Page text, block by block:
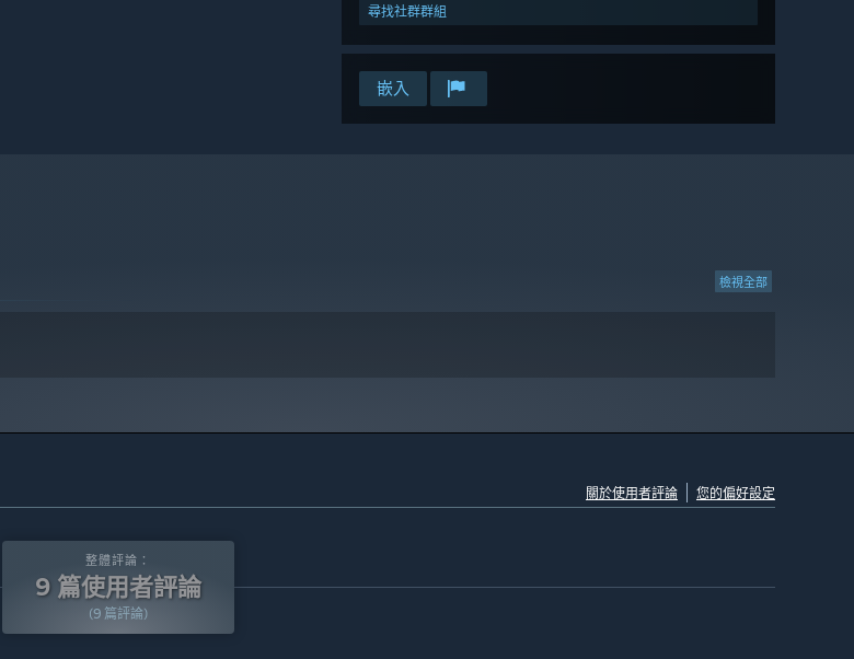
尋找社群群組
嵌入
檢視全部
關於使用者評論 您的偏好設定
整體評論：
9 篇使用者評論
(9 篇評論)